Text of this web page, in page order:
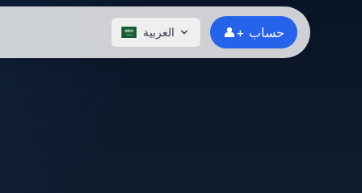
العربية 👤+ حساب